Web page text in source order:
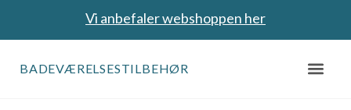
Vi anbefaler webshoppen her
BADEVÆRELSESTILBEHØR